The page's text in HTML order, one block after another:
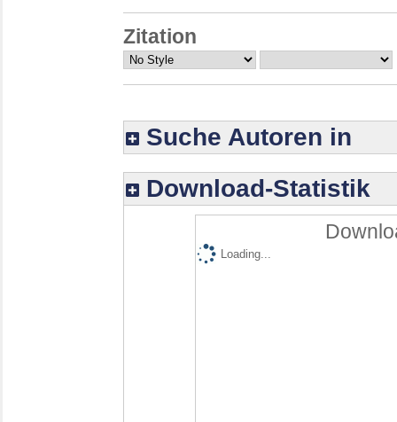
Zitation
Suche Autoren in
Download-Statistik
Loading...